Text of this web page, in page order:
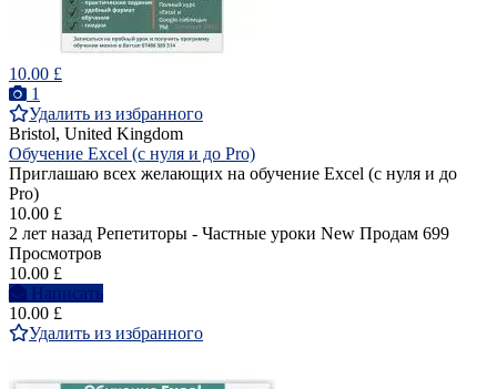
10.00 £
1
Удалить из избранного
Bristol, United Kingdom
Обучение Excel (с нуля и до Pro)
Приглашаю всех желающих на обучение Excel (с нуля и до
Pro)
10.00 £
2 лет назад Репетиторы - Частные уроки New Продам 699
Просмотров
10.00 £
Написать
10.00 £
Удалить из избранного